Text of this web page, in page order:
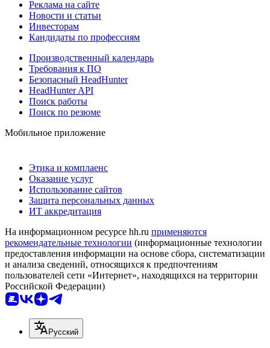
Реклама на сайте
Новости и статьи
Инвесторам
Кандидаты по профессиям
Производственный календарь
Требования к ПО
Безопасный HeadHunter
HeadHunter API
Поиск работы
Поиск по резюме
Мобильное приложение
Этика и комплаенс
Оказание услуг
Использование сайтов
Защита персональных данных
ИТ аккредитация
На информационном ресурсе hh.ru применяются
рекомендательные технологии (информационные технологии
предоставления информации на основе сбора, систематизации
и анализа сведений, относящихся к предпочтениям
пользователей сети «Интернет», находящихся на территории
Российской Федерации)
Русский